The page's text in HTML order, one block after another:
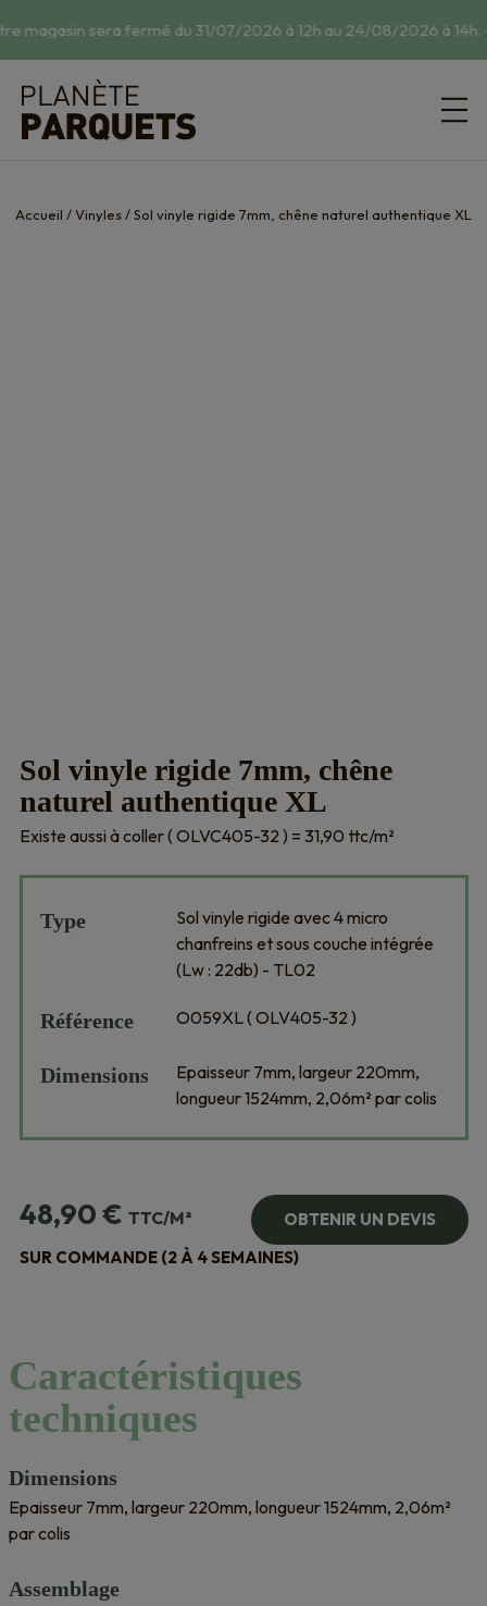
magasin sera fermé du 31/07/2026 à 12h au 24/08/2026 à 14h.
Accueil /Vinyles/Sol vinyle rigide 7mm, chêne naturel authentique XL
Sol vinyle rigide 7mm, chêne
naturel authentique XL
Existe aussi à coller ( OLVC405-32 ) = 31,90 ttc/m²
Type
Sol vinyle rigide avec 4 micro
chanfreins et sous couche intégrée
(Lw : 22db) - TL02
Référence O059XL ( OLV405-32 )
Dimensions
Epaisseur 7mm, largeur 220mm,
longueur 1524mm, 2,06m² par colis
48,90€ TTC/M²
OBTENIR UN DEVIS
SUR COMMANDE (2 À 4 SEMAINES)
Caractéristiques
techniques
Dimensions
Epaisseur 7mm, largeur 220mm, longueur 1524mm, 2,06m²
par colis
Assemblage